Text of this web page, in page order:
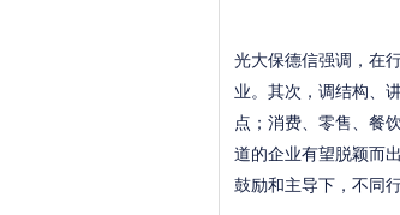
光大保德信强调，在
业。其次，调结构、
点；消费、零售、餐
道的企业有望脱颖而
鼓励和主导下，不同